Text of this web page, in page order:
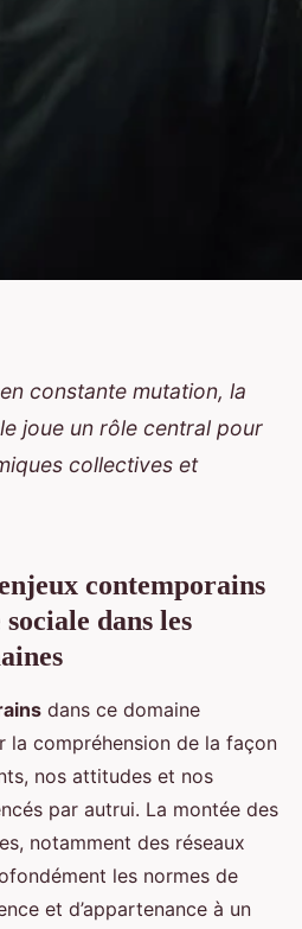
de la
dans les
constante mutation, la
joue un rôle central pour
collectives et
contemporains
dans les
dans ce domaine
la compréhension de la façon
nos attitudes et nos
par autrui. La montée des
notamment des réseaux
les normes de
et d’appartenance à un